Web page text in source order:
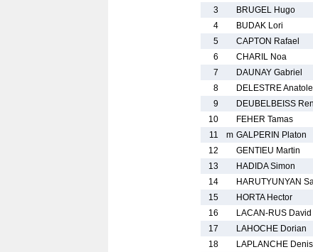
3
BRUGEL Hugo
4
BUDAK Lori
5
CAPTON Rafael
6
CHARIL Noa
7
DAUNAY Gabriel
8
DELESTRE Anatole
9
DEUBELBEISS
10
FEHER Tamas
11
m GALPERIN Platon
12
GENTIEU Martin
13
HADIDA Simon
14
HARUTYUNYAN
15
HORTA Hector
16
LACAN-RUS David
17
LAHOCHE Dorian
18
LAPLANCHE Denis